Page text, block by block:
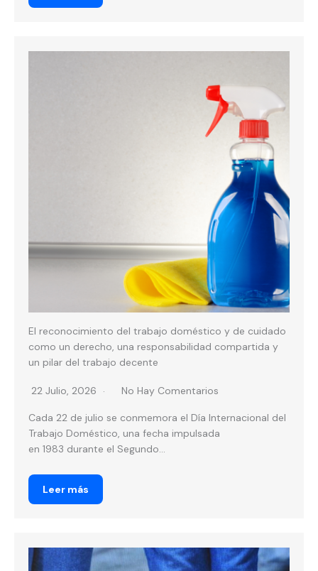
El reconocimiento del trabajo doméstico y de cuidado
como un derecho, una responsabilidad compartida y
un pilar del trabajo decente
22 Julio, 2026 No Hay Comentarios
Cada 22 de julio se conmemora el Día Internacional del
Trabajo Doméstico, una fecha impulsada
en 1983 durante el Segundo...
Leer más